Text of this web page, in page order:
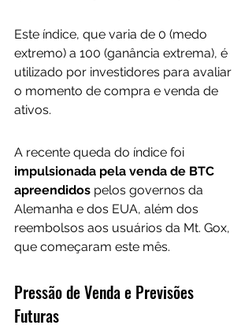
Este índice, que varia de 0 (medo
extremo) a 100 (ganância extrema), é
utilizado por investidores para avaliar
o momento de compra e venda de
ativos.
A recente queda do índice foi
impulsionada pela venda de BTC
apreendidos pelos governos da
Alemanha e dos EUA, além dos
reembolsos aos usuários da Mt. Gox,
que começaram este mês.
Pressão de Venda e Previsões
Futuras